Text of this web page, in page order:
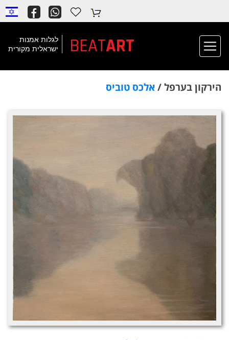
לגלות אמנות
ישראלית מקורית
ART
BEAT
הירקון בערפל /אלכס טוביס